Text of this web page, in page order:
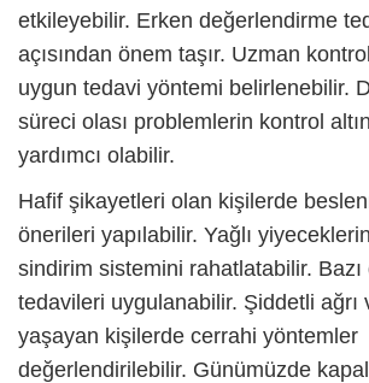
etkileyebilir. Erken değerlendirme
açısından önem taşır. Uzman
uygun tedavi yöntemi belirlenebilir.
süreci olası problemlerin kontrol
yardımcı olabilir.
Hafif şikayetleri olan kişilerde
önerileri yapılabilir. Yağlı
sindirim sistemini rahatlatabilir.
tedavileri uygulanabilir. Şiddetli ağrı
yaşayan kişilerde cerrahi yöntemler
değerlendirilebilir. Günümüzde